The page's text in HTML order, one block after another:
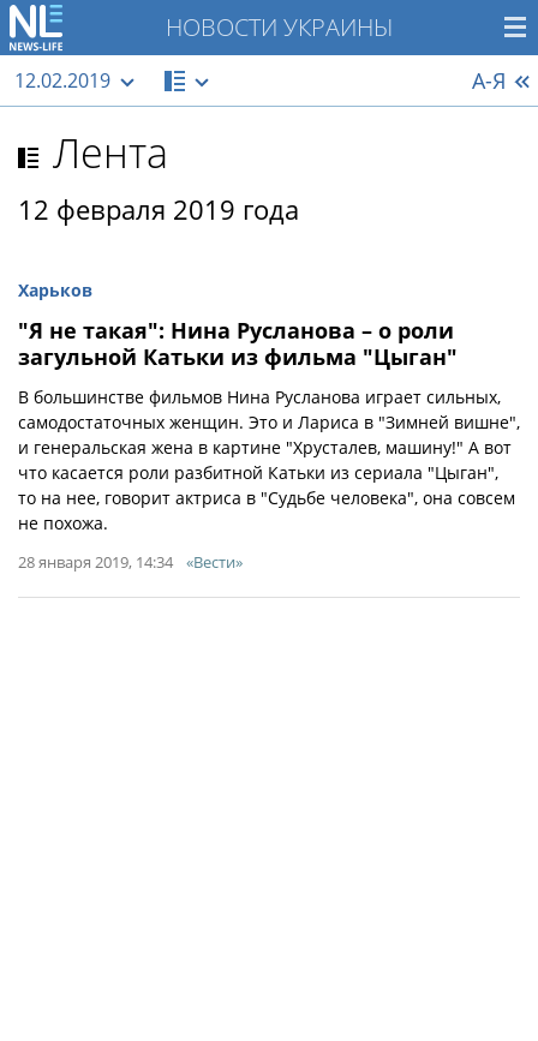
НОВОСТИ УКРАИНЫ
12.02.2019 А-Я
Лента
12 февраля 2019 года
Харьков
"Я не такая": Нина Русланова – о роли
загульной Катьки из фильма "Цыган"
В большинстве фильмов Нина Русланова играет сильных,
самодостаточных женщин. Это и Лариса в "Зимней вишне",
и генеральская жена в картине "Хрусталев, машину!" А вот
что касается роли разбитной Катьки из сериала "Цыган",
то на нее, говорит актриса в "Судьбе человека", она совсем
не похожа.
28 января 2019, 14:34 «Вести»